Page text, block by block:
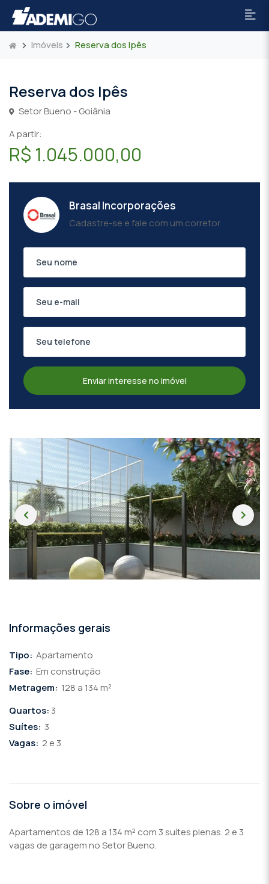
Imóveis Reserva dos Ipês
Reserva dos Ipês
Setor Bueno - Goiânia
A partir:
R$ 1.045.000,00
Brasal Incorporações
Cadastre-se e fale com um corretor
Enviar interesse no imóvel
Informações gerais
Tipo: Apartamento
Fase: Em construção
Metragem: 128 a 134 m²
Quartos: 3
Suítes: 3
Vagas: 2 e 3
Sobre o imóvel
Apartamentos de 128 a 134 m² com 3 suítes plenas. 2 e 3
vagas de garagem no Setor Bueno.